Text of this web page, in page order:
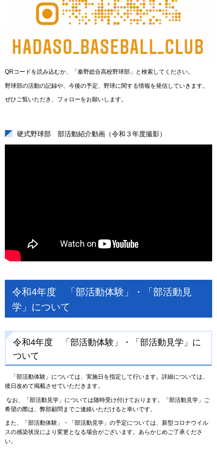
QRコードを読み込むか、「秦野総合高校野球部」と検索してください。
野球部の活動の記録や、今後の予定、野球に関する情報を発信していきます。
ぜひご覧いただき、フォローをお願いします。
硬式野球部 部活動紹介動画（令和３年度撮影）
令和4年度 「部活動体験」・「部活動見
学」について
令和4年度 「部活動体験」・「部活動見学」に
ついて
「部活動体験」については、実施日を指定して行います。詳細については、
後日改めて掲載させていただきます。
なお、「部活動見学」については随時受け付けております。「部活動見学」ご
希望の際は、弊部顧問までご連絡いただけると幸いです。
また、「部活動体験」・「部活動見学」の予定については、新型コロナウイル
スの感染状況により変更となる場合がございます。あらかじめご了承くださ
い。